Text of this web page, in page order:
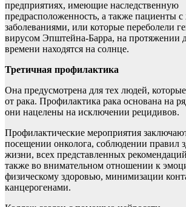
предприятиях, имеющие наследственную
предрасположенность, а также пациенты
заболеваниями, или которые переболели
вирусом Эпштейна-Барра, на протяжении
времени находятся на солнце.
Третичная профилактика
Она предусмотрена для тех людей,
от рака. Профилактика рака основана на
они нацелены на исключении рецидивов.
Профилактические мероприятия
посещении онколога, соблюдении правил
жизни, всех представленных
также во внимательном отношении к
физическому здоровью, минимизации
канцерогенами.